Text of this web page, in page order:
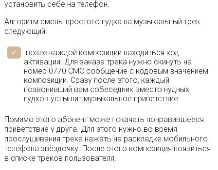
установить себе на телефон.
Алгоритм смены простого гудка на музыкальный трек
следующий:
возле каждой композиции находиться код
активации. Для заказа трека нужно скинуть на
номер 0770 СМС сообщение с кодовым значением
композиции. Сразу после этого, каждый
позвонивший вам собеседник вместо нудных
гудков услышит музыкальное приветствие.
Помимо этого абонент может скачать понравившееся
приветствие у друга. Для этого нужно во время
прослушивания трека нажать на раскладке мобильного
телефона звёздочку. После этого композиция появиться
в списке треков пользователя.